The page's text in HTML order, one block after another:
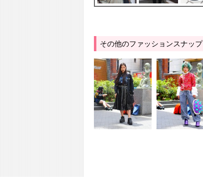
その他のファッションスナップ